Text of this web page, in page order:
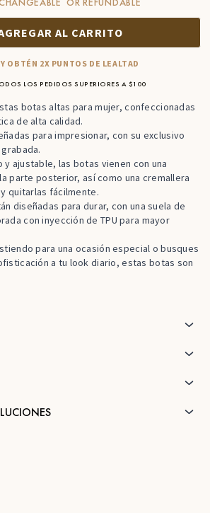
AL CARRITO
Y OBTÉN 2X PUNTOS DE LEALTAD
LOS PEDIDOS SUPERIORES A $100
botas altas para mujer, confeccionadas
de alta calidad.
para impresionar, con su exclusivo
y ajustable, las botas vienen con una
parte posterior, así como una cremallera
quitarlas fácilmente.
diseñadas para durar, con una suela de
con inyección de TPU para mayor
para una ocasión especial o busques
a tu look diario, estas botas son